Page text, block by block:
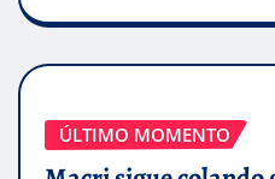
ÚLTIMO MOMENTO